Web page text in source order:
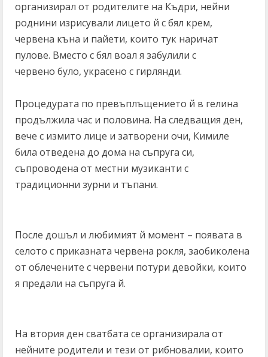
организирал от родителите на Къдри, нейни
роднини изрисували лицето й с бял крем,
червена къна и пайети, които тук наричат
пулове. Вместо с бял воал я забулили с
червено було, украсено с гирлянди.
Процедурата по превъплъщението й в гелина
продължила час и половина. На следващия ден,
вече с измито лице и затворени очи, Кимиле
била отведена до дома на съпруга си,
съпроводена от местни музиканти с
традиционни зурни и тъпани.
После дошъл и любимият й момент – появата в
селото с приказната червена рокля, заобиколена
от облечените с червени потури девойки, които
я предали на съпруга й.
На втория ден сватбата се организирала от
нейните родители и тези от рибновалии, които